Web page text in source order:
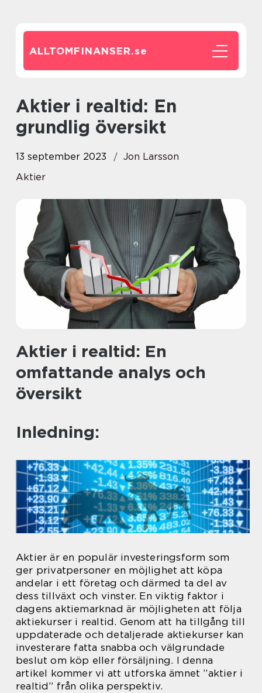
ALLTOMFINANSER.se
Aktier i realtid: En
grundlig översikt
13 september 2023
Jon Larsson
Aktier
Aktier i realtid: En
omfattande analys och
översikt
Inledning:
Aktier är en populär investeringsform som
ger privatpersoner en möjlighet att köpa
andelar i ett företag och därmed ta del av
dess tillväxt och vinster. En viktig faktor i
dagens aktiemarknad är möjligheten att följa
aktiekurser i realtid. Genom att ha tillgång till
uppdaterade och detaljerade aktiekurser kan
investerare fatta snabba och välgrundade
beslut om köp eller försäljning. I denna
artikel kommer vi att utforska ämnet ”aktier i
realtid” från olika perspektiv.